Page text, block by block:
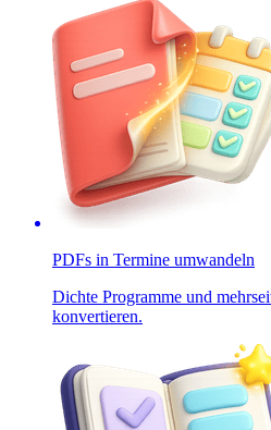
PDFs in Termine umwandeln
Dichte Programme und
konvertieren.